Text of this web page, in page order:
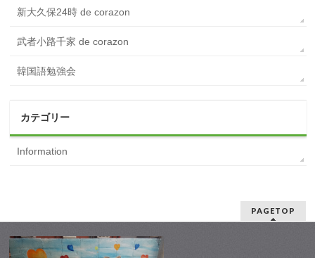
新大久保24時 de corazon
武者小路千家 de corazon
韓国語勉強会
カテゴリー
Information
PAGETOP